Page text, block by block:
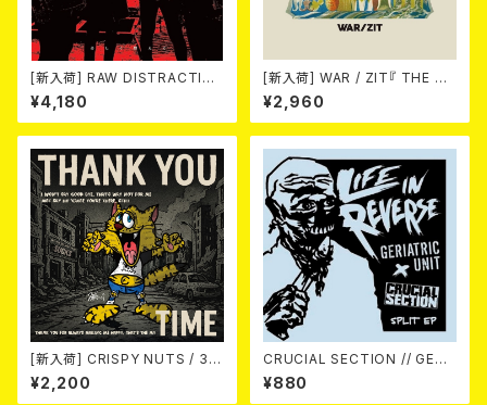
[新入荷] RAW DISTRACTIO
NS / 奇しく燃える (LP)
¥4,180
[新入荷] WAR / ZIT『 THE HE
CK( 12") 』
¥2,960
[新入荷] CRISPY NUTS / 30t
h Anniversary Vol.1 (7"EP)
¥2,200
CRUCIAL SECTION // GERI
ATRIC UNIT / Life In Rever
¥880